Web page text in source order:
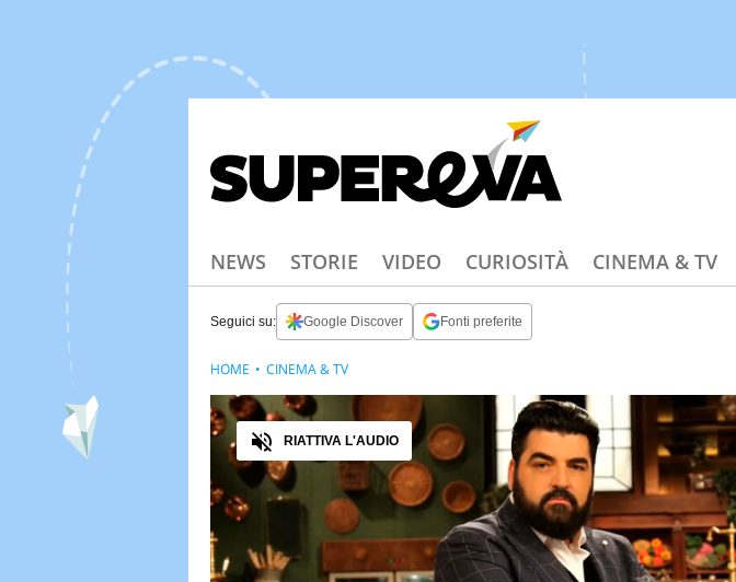
NEWS STORIE VIDEO CURIOSITÀ CINEMA & TV
Seguici su: Google Discover Fonti preferite
Audio
RIATTIVA L'AUDIO
HOME CINEMA & TV